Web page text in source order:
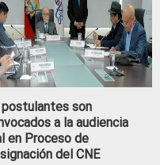
son
a la audiencia
en Proceso de
del CNE